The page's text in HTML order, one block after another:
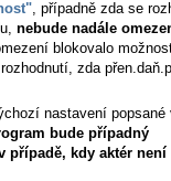
, případně zda se
nebude nadále
blokovalo
zda
nastavení popsané
bude případný
případě, kdy aktér není